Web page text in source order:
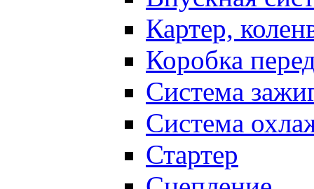
Картер,
Коробка
Система
Система
Стартер